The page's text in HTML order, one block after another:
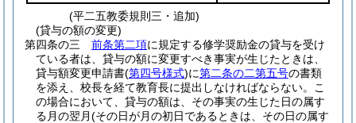
(平二五教委規則三・追加)
(貸与の額の変更)
第四条の三
前条第二項に規定する修学奨励金の貸与を受け
ている者は、貸与の額に変更すべき事実が生じたときは、
貸与額変更申請書(第四号様式)に第二条の二第五号の書類
を添え、校長を経て教育長に提出しなければならない。
こ
の場合において、貸与の額は、その事実の生じた日の属す
る月の翌月(その日が月の初日であるときは、その日の属す